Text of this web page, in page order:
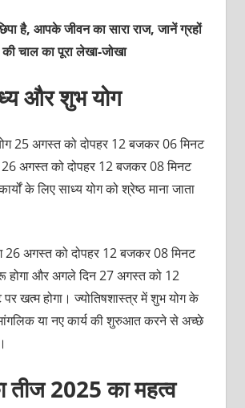
है, आपके जीवन का सारा राज, जानें ग्रहों
की चाल का पूरा लेखा-जोखा
और शुभ योग
25 अगस्‍त को दोपहर 12 बजकर 06 मिनट
अगस्‍त को दोपहर 12 बजकर 08 मिनट
के लिए साध्‍य योग को श्रेष्‍ठ माना जाता
26 अगस्‍त को दोपहर 12 बजकर 08 मिनट
और अगले दिन 27 अगस्‍त को 12
खत्‍म होगा। ज्‍योतिषशास्‍त्र में शुभ योग के
मांगलिक या नए कार्य की शुरुआत करने से अच्‍छे
तीज 2025 का महत्‍व